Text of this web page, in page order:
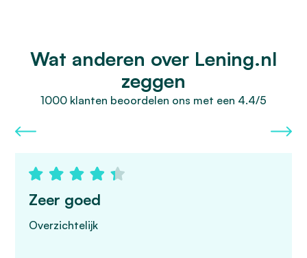
Wat anderen over Lening.nl
zeggen
1000 klanten beoordelen ons met een 4.4/5
Zeer goed
Overzichtelijk